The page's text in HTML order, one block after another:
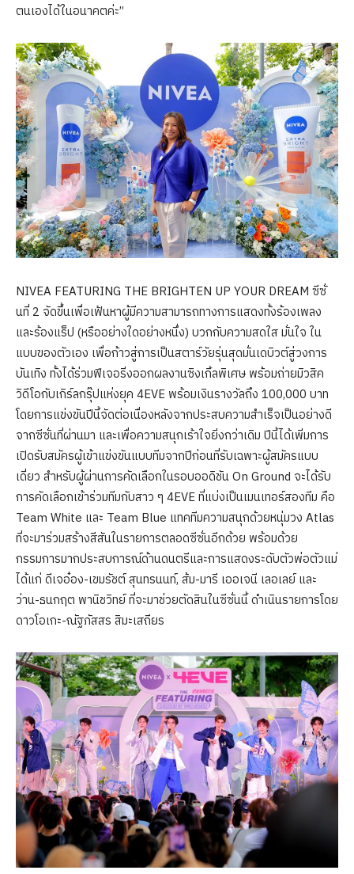
ตนเองได้ในอนาคตค่ะ”
NIVEA FEATURING THE BRIGHTEN UP YOUR DREAM ซีซั่
นที่ 2 จัดขึ้นเพื่อเฟ้นหาผู้มีความสามารถทางการแสดงทั้งร้องเพลง
และร้องแร็ป (หรืออย่างใดอย่างหนึ่ง) บวกกับความสดใส มั่นใจ ใน
แบบของตัวเอง เพื่อก้าวสู่การเป็นสตาร์วัยรุ่นสุดมั่นเดบิวต์สู่วงการ
บันเทิง ทั้งได้ร่วมฟีเจอริ่งออกผลงานซิงเกิ้ลพิเศษ พร้อมถ่ายมิวสิค
วิดีโอกับเกิร์ลกรุ๊ปแห่งยุค 4EVE พร้อมเงินรางวัลถึง 100,000 บาท
โดยการแข่งขันปีนี้จัดต่อเนื่องหลังจากประสบความสำเร็จเป็นอย่างดี
จากซีซั่นที่ผ่านมา และเพื่อความสนุกเร้าใจยิ่งกว่าเดิม ปีนี้ได้เพิ่มการ
เปิดรับสมัครผู้เข้าแข่งขันแบบทีมจากปีก่อนที่รับเฉพาะผู้สมัครแบบ
เดี่ยว สำหรับผู้ผ่านการคัดเลือกในรอบออดิชัน On Ground จะได้รับ
การคัดเลือกเข้าร่วมทีมกับสาว ๆ 4EVE ที่แบ่งเป็นเมนเทอร์สองทีม คือ
Team White และ Team Blue แทคทีมความสนุกด้วยหนุ่มวง Atlas
ที่จะมาร่วมสร้างสีสันในรายการตลอดซีซั่นอีกด้วย พร้อมด้วย
กรรมการมากประสบการณ์ด้านดนตรีและการแสดงระดับตัวพ่อตัวแม่
ได้แก่ ดีเจอ๋อง-เขมรัชต์ สุนทรนนท์, ส้ม-มารี เออเจนี เลอเลย์ และ
ว่าน-ธนกฤต พานิชวิทย์ ที่จะมาช่วยตัดสินในซีซั่นนี้ ดำเนินรายการโดย
ดาวโอเกะ-ณัฐภัสสร สิมะเสถียร